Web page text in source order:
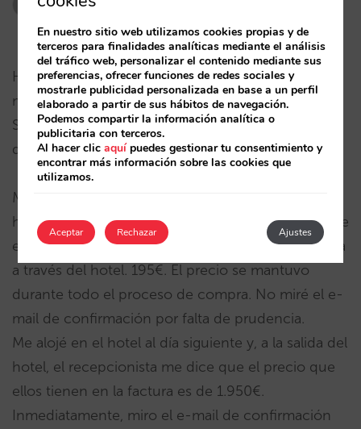
Hola, primeramente, perdón por lo irrelevante de
mi comentario en cuanto al artículo a tratar.
Simplemente he pensado que quizás los lectores
de esta página me podrían ayudar.
Mi caso es extraño y muy particular. Reservé una
habitación de hotel mediante booking.com, ya que
el precio era algo más económico que si reservaba
a través del hotel. 195€. El precio se mantuvo
durante todo el proceso de compra. No miré el e-
mail de confirmación por falta de prudencia.
Me alojé en el hotel al día siguiente y, a la salida del
hotel, el recepcionista me dice que el precio que
ellos tienen en la factura es de 1.950€.
Inmediatamente, miro el e-mail de confirmación
En nuestro sitio web utilizamos cookies propias y de
terceros para finalidades analíticas mediante el análisis
del tráfico web, personalizar el contenido mediante sus
preferencias, ofrecer funciones de redes sociales y
mostrarle publicidad personalizada en base a un perfil
elaborado a partir de sus hábitos de navegación.
Podemos compartir la información analítica o
publicitaria con terceros.
Al hacer clicaquípuedes gestionar tu consentimiento y
encontrar más información sobre las cookies que
utilizamos.
Aceptar Ajustes
Rechazar